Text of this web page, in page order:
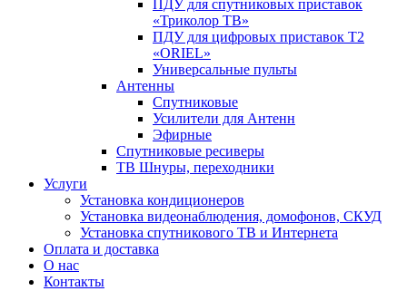
ПДУ для спутниковых приставок
«Триколор ТВ»
ПДУ для цифровых приставок Т2
«ORIEL»
Универсальные пульты
Антенны
Спутниковые
Усилители для Антенн
Эфирные
Спутниковые ресиверы
ТВ Шнуры, переходники
Услуги
Установка кондиционеров
Установка видеонаблюдения, домофонов, СКУД
Установка спутникового ТВ и Интернета
Оплата и доставка
О нас
Контакты